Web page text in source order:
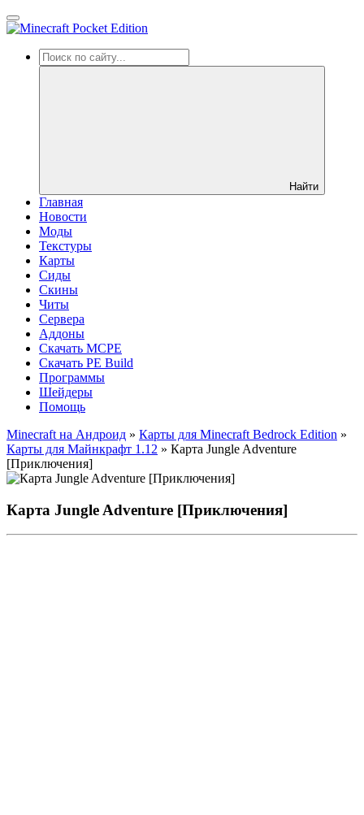
Найти
Главная
Новости
Моды
Текстуры
Карты
Сиды
Cкины
Читы
Сервера
Аддоны
Скачать MCPE
Скачать PE Build
Программы
Шейдеры
Помощь
Minecraft на Андроид » Карты для Minecraft Bedrock Edition »
Карты для Майнкрафт 1.12 » Карта Jungle Adventure
[Приключения]
Карта Jungle Adventure [Приключения]